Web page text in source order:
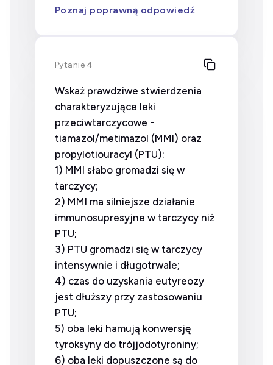
Poznaj poprawną odpowiedź
Pytanie 4
Wskaż prawdziwe stwierdzenia
charakteryzujące leki
przeciwtarczycowe -
tiamazol/metimazol (MMI) oraz
propylotiouracyl (PTU):
1) MMI słabo gromadzi się w
tarczycy;
2) MMI ma silniejsze działanie
immunosupresyjne w tarczycy niż
PTU;
3) PTU gromadzi się w tarczycy
intensywnie i długotrwale;
4) czas do uzyskania eutyreozy
jest dłuższy przy zastosowaniu
PTU;
5) oba leki hamują konwersję
tyroksyny do trójjodotyroniny;
6) oba leki dopuszczone są do